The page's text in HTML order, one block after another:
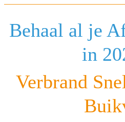
Behaal al je
in
Verbrand